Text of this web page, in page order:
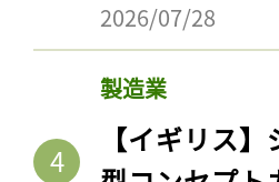
2026/07/28
製造業
【イギリス